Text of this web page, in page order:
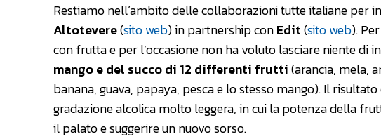
Restiamo nell’ambito delle collaborazioni tutte italiane per
Altotevere(sito web) in partnership conEdit(sito web).
con frutta e per l’occasione non ha voluto lasciare niente di
mango e del succo di 12 differenti frutti(arancia, mela,
banana, guava, papaya, pesca e lo stesso mango). Il
gradazione alcolica molto leggera, in cui la potenza della
il palato e suggerire un nuovo sorso.